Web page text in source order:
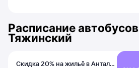
Расписание автобусов
Тяжинский
Скидка 20% на жильё в Анталье